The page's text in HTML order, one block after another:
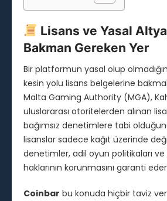
Lisans ve Yasal
Bakman Gereken Yer
Bir platformun yasal olup
kesin yolu lisans belgelerine
Malta Gaming Authority (MGA),
uluslararası otoritelerden alınan
bağımsız denetimlere tabi
lisanslar sadece kağıt üzerinde
denetimler, adil oyun politikaları ve
haklarının korunmasını garanti
Coinbar bu konuda hiçbir taviz